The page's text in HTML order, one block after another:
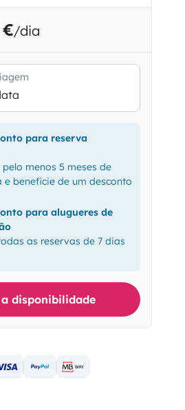
/dia
para reserva
pelo menos 5 meses de
e beneficie de um desconto
para alugueres de
as reservas de 7 dias
disponibilidade